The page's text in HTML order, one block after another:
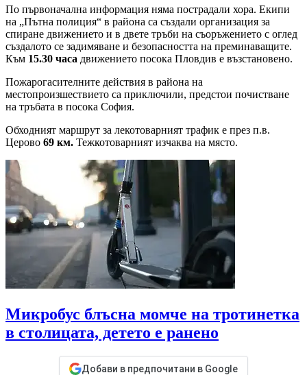
По първоначална информация няма пострадали хора. Екипи
на „Пътна полиция“ в района са създали организация за
спиране движението и в двете тръби на съоръжението с оглед
създалото се задимяване и безопасността на преминаващите.
Към 15.30 часа движението посока Пловдив е възстановено.
Пожарогасителните действия в района на
местопроизшествието са приключили, предстои почистване
на тръбата в посока София.
Обходният маршрут за лекотоварният трафик е през п.в.
Церово 69 км. Тежкотоварният изчаква на място.
Микробус блъсна момче на тротинетка
в столицата, детето е ранено
Добави в предпочитани в Google